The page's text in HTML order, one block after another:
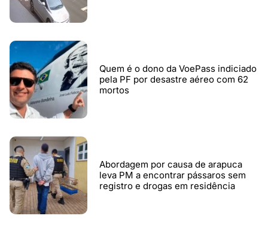
Quem é o dono da VoePass indiciado
pela PF por desastre aéreo com 62
mortos
Abordagem por causa de arapuca
leva PM a encontrar pássaros sem
registro e drogas em residência